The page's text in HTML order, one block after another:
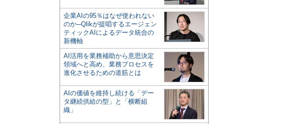
企業AIの95％はなぜ使われない
のか─Qlikが提唱するエージェン
ティックAIによるデータ統合の
新機軸
AI活用を業務補助から意思決定
領域へと高め、業務プロセスを
進化させるための道筋とは
AIの価値を維持し続ける「デー
タ継続供給の型」と「横断組
織」